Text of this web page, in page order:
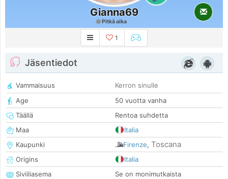
Gianna69
Pitkä aika
1
Jäsentiedot
Vammaisuus
Kerron sinulle
Age
50 vuotta vanha
Täällä
Rentoa suhdetta
Maa
Italia
Kaupunki
Firenze, Toscana
Origins
Italia
Siviiliasema
Se on monimutkaista